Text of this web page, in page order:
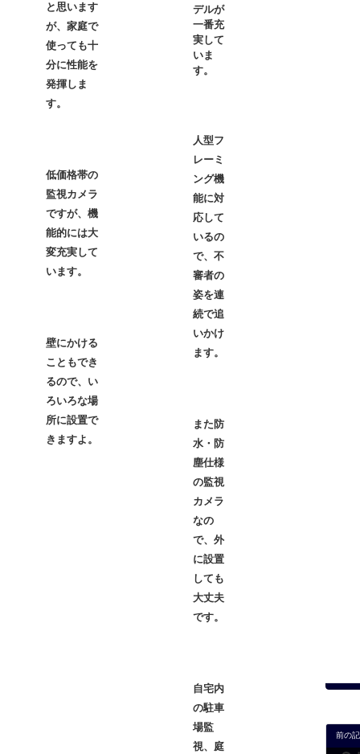
と思います
が、家庭で
使っても十
分に性能を
発揮しま
す。
低価格帯の
監視カメラ
ですが、機
能的には大
変充実して
います。
壁にかける
こともでき
るので、い
ろいろな場
所に設置で
きますよ。
デルが
一番充
実して
いま
す。
人型フ
レーミ
ング機
能に対
応して
いるの
で、不
審者の
姿を連
続で追
いかけ
ます。
また防
水・防
塵仕様
の監視
カメラ
なの
で、外
に設置
しても
大丈夫
です。
自宅内
の駐車
場監
視、庭
前の